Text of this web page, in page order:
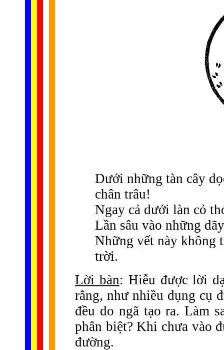
Dưới những tàn cây
chân trâu!
Ngay cả dưới làn cỏ
Lần sâu vào những
Những vết này không
trời.
Lời bàn: Hiễu được lời
rằng, như nhiều dụng cụ
đều do ngã tạo ra. Làm
phân biệt? Khi chưa vào
đường.